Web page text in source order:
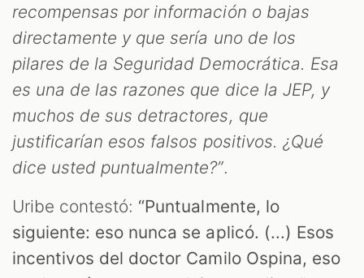
recompensas por información o bajas
directamente y que sería uno de los
pilares de la Seguridad Democrática. Esa
es una de las razones que dice la JEP, y
muchos de sus detractores, que
justificarían esos falsos positivos. ¿Qué
dice usted puntualmente?”.
Uribe contestó: “Puntualmente, lo
siguiente: eso nunca se aplicó. (...) Esos
incentivos del doctor Camilo Ospina, eso